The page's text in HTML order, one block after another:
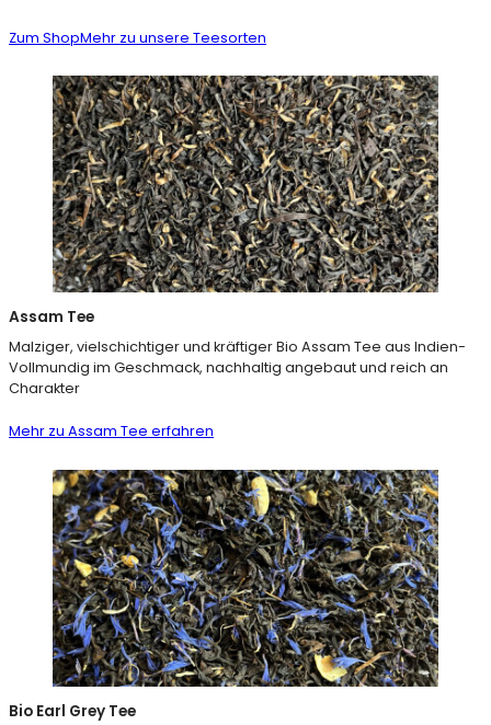
Zum ShopMehr zu unsere Teesorten
Assam Tee
Malziger, vielschichtiger und kräftiger Bio Assam Tee aus Indien-
Vollmundig im Geschmack, nachhaltig angebaut und reich an
Charakter
Mehr zu Assam Tee erfahren
Bio Earl Grey Tee